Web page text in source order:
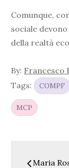
Comunque,
sociale
della realtà
By: Francesco
Tags:
COMPF
MCP
Maria